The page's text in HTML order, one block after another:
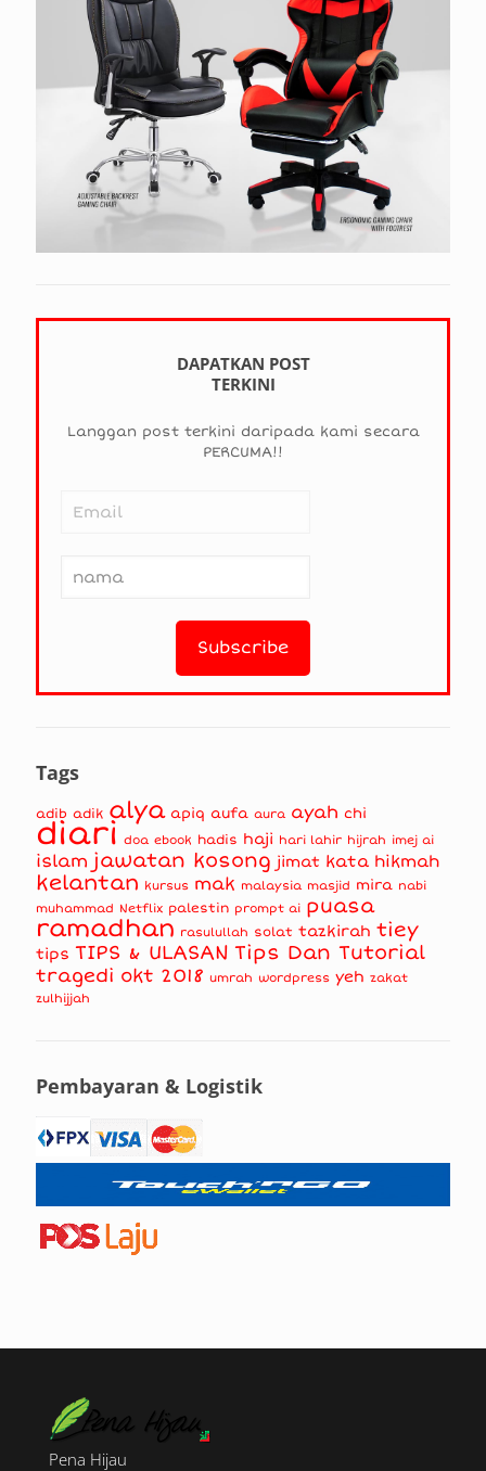
DAPATKAN POST
TERKINI
Langgan post terkini daripada kami secara
PERCUMA!!
Tags
adib adik alya apiq aufa aura ayah chi
diari doa ebook hadis haji hari lahir hijrah imej ai
islam jawatan kosong jimat kata hikmah
kelantan kursus mak malaysia masjid mira nabi
muhammad Netflix palestin prompt ai puasa
ramadhan rasulullah solat tazkirah tiey
tips TIPS & ULASAN Tips Dan Tutorial
tragedi okt 2018 umrah wordpress yeh zakat
zulhijjah
Pembayaran & Logistik
Pena Hijau